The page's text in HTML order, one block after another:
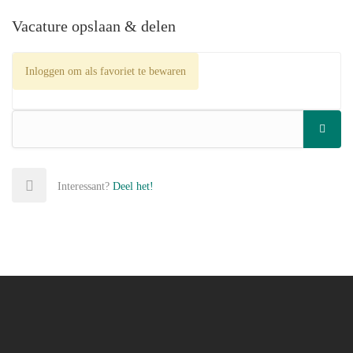
Vacature opslaan & delen
Inloggen om als favoriet te bewaren
Interessant? Deel het!